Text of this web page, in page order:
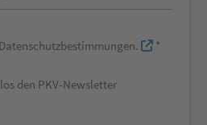
*
den PKV-Newsletter